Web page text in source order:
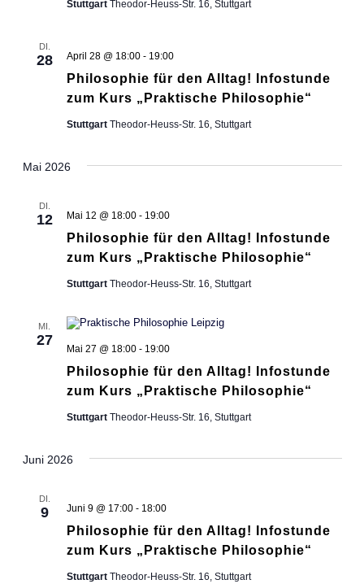
Stuttgart Theodor-Heuss-Str. 16, Stuttgart
DI.
28
Philosophie für den Alltag! Infostunde
zum Kurs „Praktische Philosophie“
April 28 @ 18:00- 19:00
Stuttgart Theodor-Heuss-Str. 16, Stuttgart
Mai 2026
DI.
12
Philosophie für den Alltag! Infostunde
zum Kurs „Praktische Philosophie“
Mai 12 @ 18:00- 19:00
Stuttgart Theodor-Heuss-Str. 16, Stuttgart
MI.
27
Philosophie für den Alltag! Infostunde
zum Kurs „Praktische Philosophie“
Mai 27 @ 18:00- 19:00
Stuttgart Theodor-Heuss-Str. 16, Stuttgart
Juni 2026
DI.
9
Philosophie für den Alltag! Infostunde
zum Kurs „Praktische Philosophie“
Juni 9 @ 17:00- 18:00
Stuttgart Theodor-Heuss-Str. 16, Stuttgart